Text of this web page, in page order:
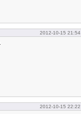
2012-10-15 21:54
2012-10-15 22:22